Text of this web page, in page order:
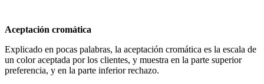
Aceptación cromática
Explicado en pocas palabras, la aceptación cromática es la escala de
un color aceptada por los clientes, y muestra en la parte superior
preferencia, y en la parte inferior rechazo.